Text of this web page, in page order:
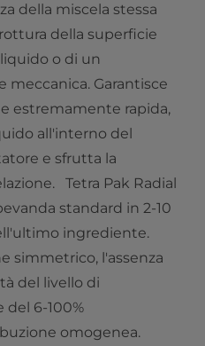
della miscela stessa
della superficie
o di un
meccanica. Garantisce
estremamente rapida,
all'interno del
e sfrutta la
Tetra Pak Radial
standard in 2-10
ingrediente.
simmetrico, l'assenza
del livello di
6-100%
omogenea.